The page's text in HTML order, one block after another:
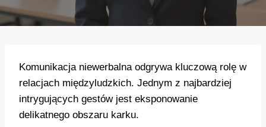
Komunikacja niewerbalna odgrywa kluczową rolę w
relacjach międzyludzkich. Jednym z najbardziej
intrygujących gestów jest eksponowanie
delikatnego obszaru karku.